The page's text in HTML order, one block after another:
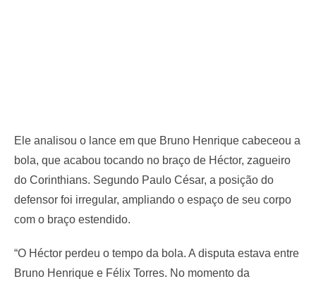
Ele analisou o lance em que Bruno Henrique cabeceou a
bola, que acabou tocando no braço de Héctor, zagueiro
do Corinthians. Segundo Paulo César, a posição do
defensor foi irregular, ampliando o espaço de seu corpo
com o braço estendido.
“O Héctor perdeu o tempo da bola. A disputa estava entre
Bruno Henrique e Félix Torres. No momento da